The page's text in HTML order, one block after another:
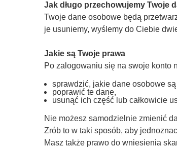
Jak długo przechowujemy Twoje
Twoje dane osobowe będą
je usuniemy, wyślemy do Ciebie
Jakie są Twoje prawa
Po zalogowaniu się na swoje konto
sprawdzić, jakie dane osobowe
poprawić te dane,
usunąć ich część lub całkowicie
Nie możesz samodzielnie zmienić
Zrób to w taki sposób, aby
Masz także prawo do wniesienia